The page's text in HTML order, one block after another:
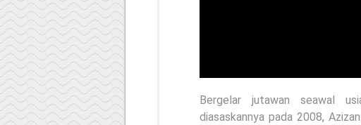
Bergelar jutawan seawal
diasaskannya pada 2008,